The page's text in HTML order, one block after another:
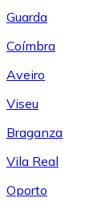
Guarda
Coímbra
Aveiro
Viseu
Braganza
Vila Real
Oporto